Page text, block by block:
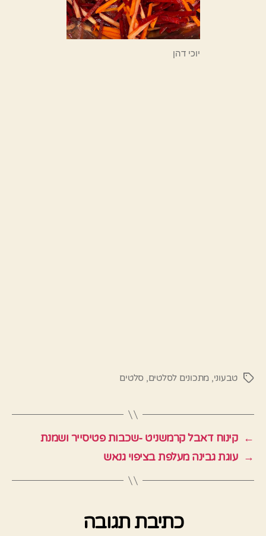
יוכי דהן
תגיותטבעוני, מתכונים לסלטים, סלטים
← קינוח דאבל קרמשניט -שכבות פטיסייר ושמנת
→ עוגת גבינה מעלפת בציפוי גנאש
כתיבת תגובה